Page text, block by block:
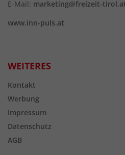
E-Mail: marketing@freizeit-
www.inn-puls.at
WEITERES
Kontakt
Werbung
Impressum
Datenschutz
AGB